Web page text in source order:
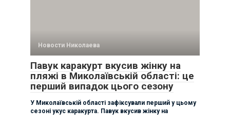
Новости Николаева
Павук каракурт вкусив жінку на
пляжі в Миколаївській області: це
перший випадок цього сезону
У Миколаївській області зафіксували перший у цьому
сезоні укус каракурта. Павук вкусив жінку на